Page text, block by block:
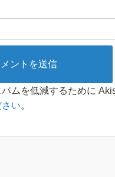
ムを低減するために
い。